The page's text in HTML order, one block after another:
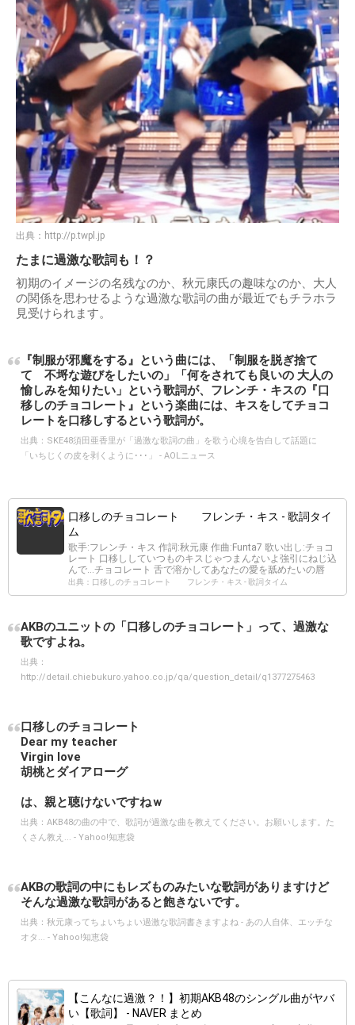
出典： http://p.twpl.jp
たまに過激な歌詞も！？
初期のイメージの名残なのか、秋元康氏の趣味なのか、大人
の関係を思わせるような過激な歌詞の曲が最近でもチラホラ
見受けられます。
『制服が邪魔をする』という曲には、「制服を脱ぎ捨て
て 不埒な遊びをしたいの」「何をされても良いの 大人の
愉しみを知りたい」という歌詞が、フレンチ・キスの『口
移しのチョコレート』という楽曲には、キスをしてチョコ
レートを口移しするという歌詞が。
出典： SKE48須田亜香里が「過激な歌詞の曲」を歌う心境を告白して話題に
「いちじくの皮を剥くように･･･」 - AOLニュース
口移しのチョコレート フレンチ・キス - 歌詞タイ
ム
歌手:フレンチ・キス 作詞:秋元康 作曲:Funta7 歌い出し:チョコ
レート 口移ししていつものキスじゃつまんないよ強引にねじ込
んで…チョコレート 舌で溶かしてあなたの愛を舐めたいの唇
出典：口移しのチョコレート フレンチ・キス - 歌詞タイム
AKBのユニットの「口移しのチョコレート」って、過激な
歌ですよね。
出典：
http://detail.chiebukuro.yahoo.co.jp/qa/question_detail/q1377275463
口移しのチョコレート
Dear my teacher
Virgin love
胡桃とダイアローグ
は、親と聴けないですねｗ
出典： AKB48の曲の中で、歌詞が過激な曲を教えてください。お願いします。た
くさん教え... - Yahoo!知恵袋
AKBの歌詞の中にもレズものみたいな歌詞がありますけど
そんな過激な歌詞があると飽きないです。
出典： 秋元康ってちょいちょい過激な歌詞書きますよね - あの人自体、エッチな
オタ... - Yahoo!知恵袋
【こんなに過激？！】初期AKB48のシングル曲がヤバ
い【歌詞】 - NAVER まとめ